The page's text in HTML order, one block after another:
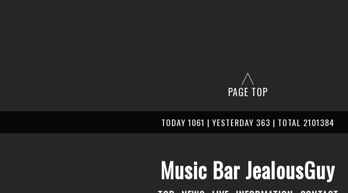
PAGE TOP
TODAY 1061 | YESTERDAY 363 | TOTAL 2101384
Music Bar JealousGuy